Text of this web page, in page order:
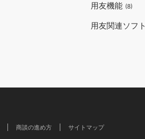
用友機能 (8)
用友関連ソフト
商談の進め方 サイトマップ